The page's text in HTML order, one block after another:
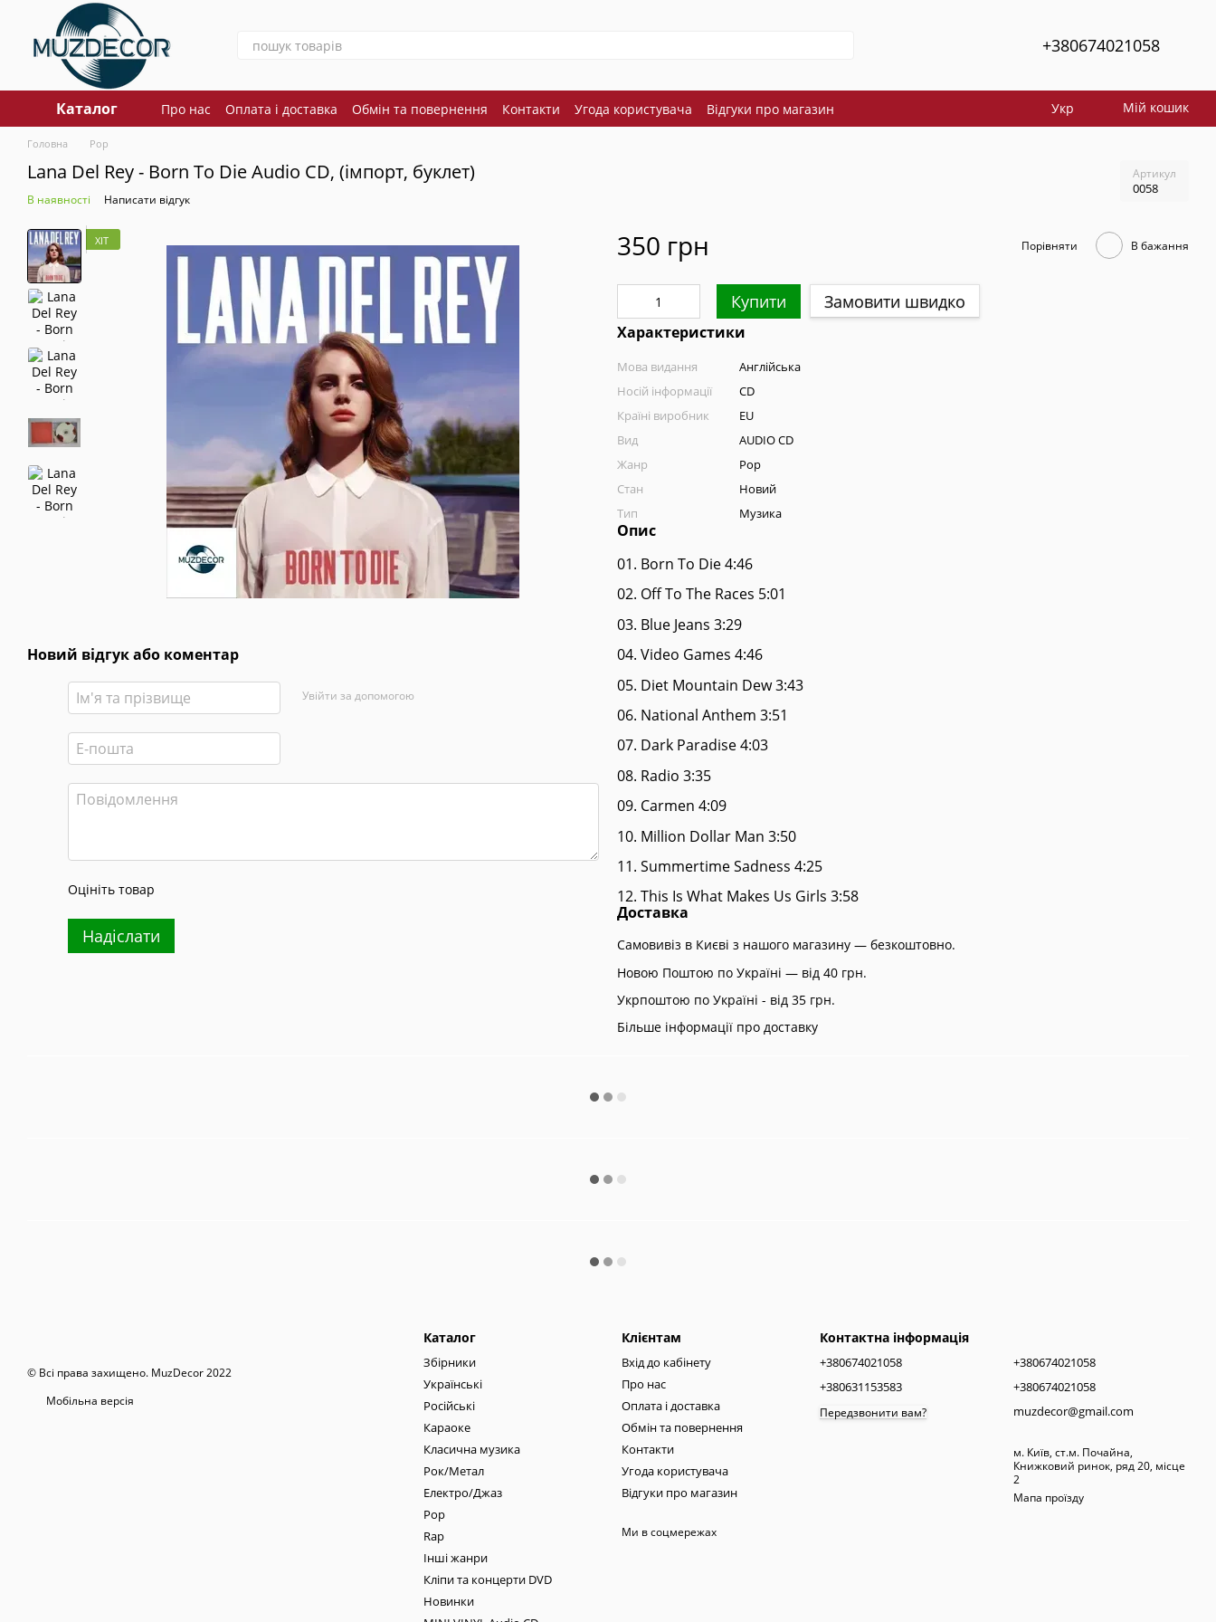
Перейти до основного контенту
+380674021058
Каталог Про нас Оплата і доставка Обмін та повернення Контакти Угода користувача Відгуки про магазин Укр Мій кошик
Головна Pop
Lana Del Rey - Born To Die Audio CD, (імпорт, буклет) Артикул
0058
В наявності Написати відгук
ХІТ
Новий відгук або коментар
Увійти за допомогою
Оцініть товар
Надіслати
350 грн Порівняти В бажання
Купити Замовити швидко
Характеристики
Мова видання
Англійська
Носій інформації
CD
Країні виробник
EU
Вид
AUDIO CD
Жанр
Pop
Стан
Новий
Тип
Музика
Опис
01. Born To Die 4:46
02. Off To The Races 5:01
03. Blue Jeans 3:29
04. Video Games 4:46
05. Diet Mountain Dew 3:43
06. National Anthem 3:51
07. Dark Paradise 4:03
08. Radio 3:35
09. Carmen 4:09
10. Million Dollar Man 3:50
11. Summertime Sadness 4:25
12. This Is What Makes Us Girls 3:58
Доставка
Самовивіз в Києві з нашого магазину — безкоштовно.
Новою Поштою по Україні — від 40 грн.
Укрпоштою по Україні - від 35 грн.
Більше інформації про доставку
© Всі права захищено. MuzDecor 2022
Мобільна версія
Каталог
Збірники
Українські
Російські
Караоке
Класична музика
Рок/Метал
Електро/Джаз
Pop
Rap
Інші жанри
Кліпи та концерти DVD
Новинки
Клієнтам
Вхід до кабінету
Про нас
Оплата і доставка
Обмін та повернення
Контакти
Угода користувача
Відгуки про магазин
Ми в соцмережах
Контактна інформація
+380674021058
+380631153583
Передзвонити вам?
+380674021058
+380674021058
muzdecor@gmail.com
м. Київ, ст.м. Почайна,
Книжковий ринок, ряд 20, місце
2
Мапа проїзду